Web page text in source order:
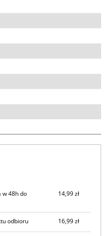
KOSZTÓW PŁATNOŚCI
w 48h do
14,99 zł
odbioru 16,99 zł